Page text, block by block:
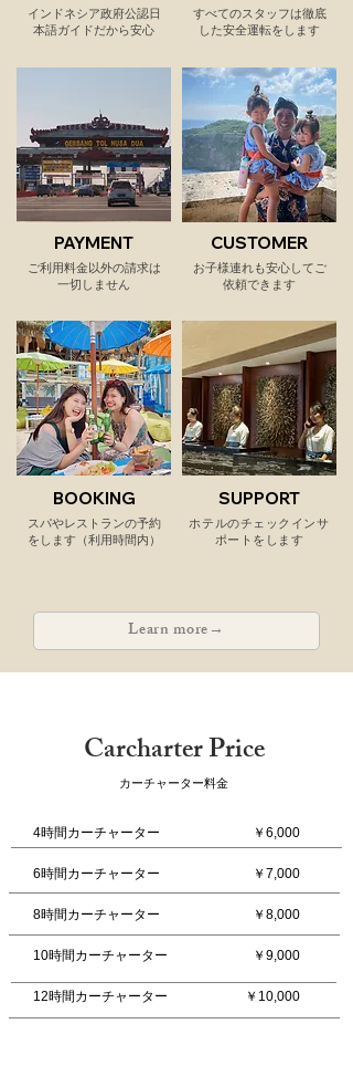
インドネシア​政府公認日
本語ガイドだから安心
PAYMENT
​ご利用料金以外の請求は
一切しません
BOOKING
​スパやレストランの予約
をします（利用時間内）
​すべてのスタッフは徹底
した安全運転をします
CUSTOMER
​お子様連れも安心してご
依頼できます
SUPPORT
​ホテルのチェックインサ
ポートをします
Learn more→
Carcharter Price
カーチャーター料金
￥6,000​
￥7,000
￥8,000
￥9,000
​￥10,000
​4時間カーチャーター
6時間カーチャーター
8時間カーチャーター
10時間カーチャーター
​12時間カーチャーター